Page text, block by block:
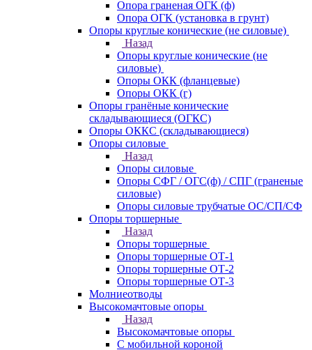
Опора граненая ОГК (ф)
Опора ОГК (установка в грунт)
Опоры круглые конические (не силовые)
Назад
Опоры круглые конические (не
силовые)
Опоры ОКК (фланцевые)
Опоры ОКК (г)
Опоры гранёные конические
складывающиеся (ОГКС)
Опоры ОККС (складывающиеся)
Опоры силовые
Назад
Опоры силовые
Опоры СФГ / ОГС(ф) / СПГ (граненые
силовые)
Опоры силовые трубчатые ОС/СП/СФ
Опоры торшерные
Назад
Опоры торшерные
Опоры торшерные ОТ-1
Опоры торшерные ОТ-2
Опоры торшерные ОТ-3
Молниеотводы
Высокомачтовые опоры
Назад
Высокомачтовые опоры
С мобильной короной